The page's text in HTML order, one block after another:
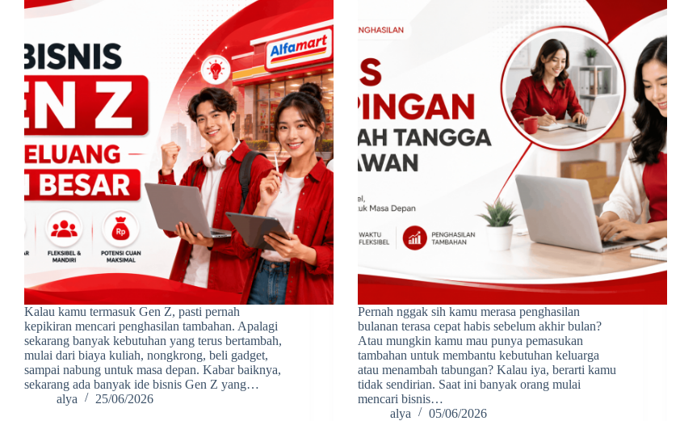
Kalau kamu termasuk Gen Z, pasti pernah
kepikiran mencari penghasilan tambahan. Apalagi
sekarang banyak kebutuhan yang terus bertambah,
mulai dari biaya kuliah, nongkrong, beli gadget,
sampai nabung untuk masa depan. Kabar baiknya,
sekarang ada banyak ide bisnis Gen Z yang…
alya
25/06/2026
Pernah nggak sih kamu merasa penghasilan
bulanan terasa cepat habis sebelum akhir bulan?
Atau mungkin kamu mau punya pemasukan
tambahan untuk membantu kebutuhan keluarga
atau menambah tabungan? Kalau iya, berarti kamu
tidak sendirian. Saat ini banyak orang mulai
mencari bisnis…
alya
05/06/2026